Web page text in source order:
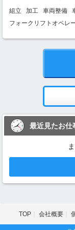
組立
加工 車両整備
フォークリフトオペレ
最近見たお仕
TOP 会社概要